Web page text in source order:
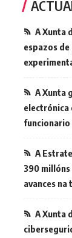
A Xunta
espazos
A Xunta
electrónica
A
390 millóns
avances
A Xunta